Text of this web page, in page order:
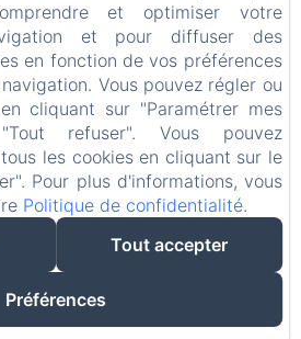
ERIGOYE
légales
Beychac-et-Caillau, 33750, France
+33677338980
+33749970229
par Amenitiz
Générales de Vente
index: Loading chunk 93
et optimiser votre
et pour diffuser des
en fonction de vos préférences
Vous pouvez régler ou
cliquant sur "Paramétrer mes
refuser". Vous pouvez
les cookies en cliquant sur le
Pour plus d'informations, vous
Politique de confidentialité.
Tout accepter
Préférences